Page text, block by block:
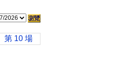
第 10 場